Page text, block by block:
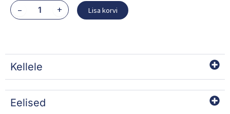
–
BIOKISS
kogus
+ Lisa korvi
Kellele
Eelised